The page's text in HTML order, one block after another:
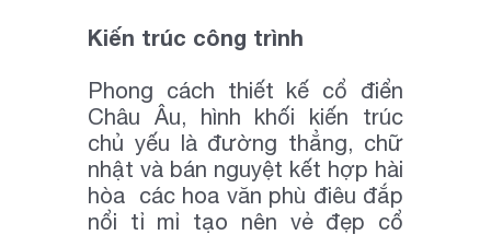
Kiến trúc công trình
Phong cách thiết kế cổ điển
Châu Âu, hình khối kiến trúc
chủ yếu là đường thẳng, chữ
nhật và bán nguyệt kết hợp hài
hòa các hoa văn phù điêu đắp
nổi tỉ mỉ tạo nên vẻ đẹp cổ